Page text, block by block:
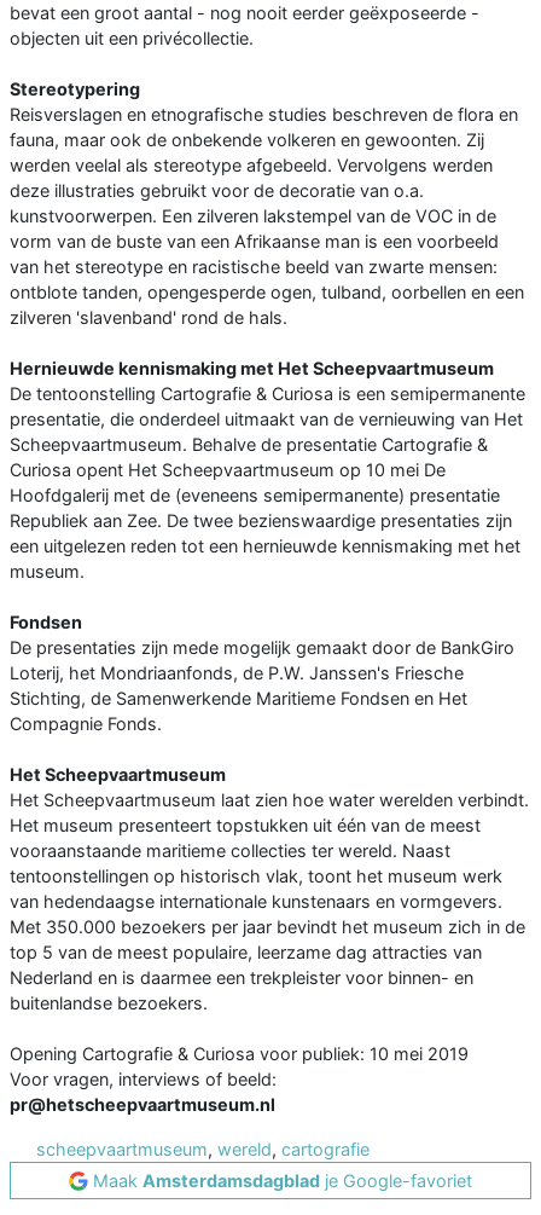
bevat een groot aantal - nog nooit eerder geëxposeerde -
objecten uit een privécollectie.
Stereotypering
Reisverslagen en etnografische studies beschreven de flora en
fauna, maar ook de onbekende volkeren en gewoonten. Zij
werden veelal als stereotype afgebeeld. Vervolgens werden
deze illustraties gebruikt voor de decoratie van o.a.
kunstvoorwerpen. Een zilveren lakstempel van de VOC in de
vorm van de buste van een Afrikaanse man is een voorbeeld
van het stereotype en racistische beeld van zwarte mensen:
ontblote tanden, opengesperde ogen, tulband, oorbellen en een
zilveren 'slavenband' rond de hals.
Hernieuwde kennismaking met Het Scheepvaartmuseum
De tentoonstelling Cartografie & Curiosa is een semipermanente
presentatie, die onderdeel uitmaakt van de vernieuwing van Het
Scheepvaartmuseum. Behalve de presentatie Cartografie &
Curiosa opent Het Scheepvaartmuseum op 10 mei De
Hoofdgalerij met de (eveneens semipermanente) presentatie
Republiek aan Zee. De twee bezienswaardige presentaties zijn
een uitgelezen reden tot een hernieuwde kennismaking met het
museum.
Fondsen
De presentaties zijn mede mogelijk gemaakt door de BankGiro
Loterij, het Mondriaanfonds, de P.W. Janssen's Friesche
Stichting, de Samenwerkende Maritieme Fondsen en Het
Compagnie Fonds.
Het Scheepvaartmuseum
Het Scheepvaartmuseum laat zien hoe water werelden verbindt.
Het museum presenteert topstukken uit één van de meest
vooraanstaande maritieme collecties ter wereld. Naast
tentoonstellingen op historisch vlak, toont het museum werk
van hedendaagse internationale kunstenaars en vormgevers.
Met 350.000 bezoekers per jaar bevindt het museum zich in de
top 5 van de meest populaire, leerzame dag attracties van
Nederland en is daarmee een trekpleister voor binnen- en
buitenlandse bezoekers.
Opening Cartografie & Curiosa voor publiek: 10 mei 2019
Voor vragen, interviews of beeld:
pr@hetscheepvaartmuseum.nl
scheepvaartmuseum, wereld, cartografie
Maak Amsterdamsdagblad je Google-favoriet